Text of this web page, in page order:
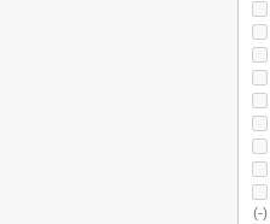
(-)